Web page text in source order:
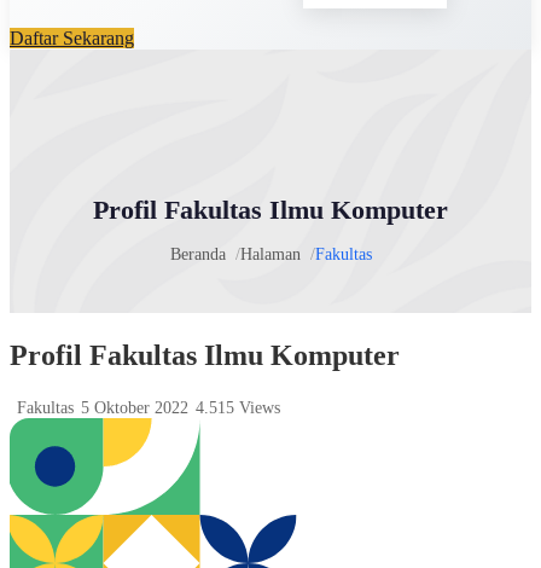
Daftar Sekarang
Profil Fakultas Ilmu Komputer
Beranda Halaman Fakultas
Profil Fakultas Ilmu Komputer
Fakultas 5 Oktober 2022 4.515 Views